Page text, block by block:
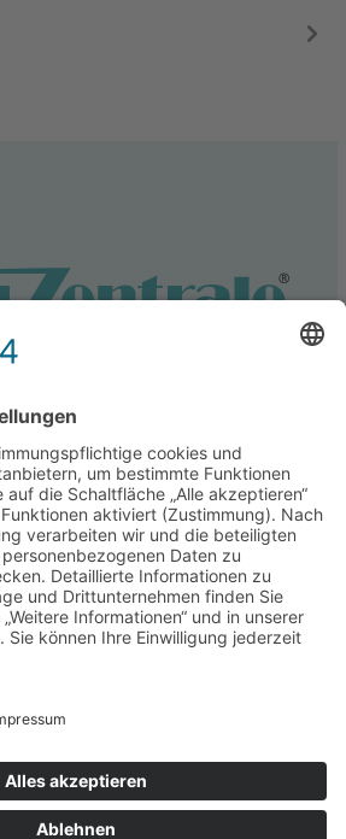
Shops
Mehrwertsteuer zzgl.Versandkosten
wenn nicht anders